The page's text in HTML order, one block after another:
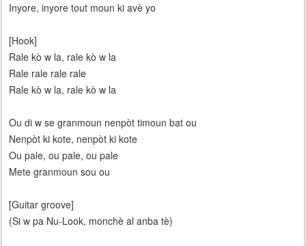
Inyore, inyore tout moun ki avè yo
[Hook]
Rale kò w la, rale kò w la
Rale rale rale rale
Rale kò w la, rale kò w la
Ou di w se granmoun nenpòt timoun bat ou
Nenpòt ki kote, nenpòt ki kote
Ou pale, ou pale, ou pale
Mete granmoun sou ou
[Guitar groove]
(Si w pa Nu-Look, monchè al anba tè)